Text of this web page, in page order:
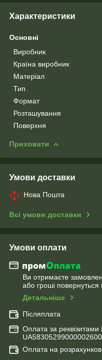
Характеристики
Основні
Виробник
Країна виробник
Матеріал
Тип
Формат
Розташування
Поверхня
Приховати
Умови доставки
Нова Пошта
Всі умови доставки
Умови оплати
Ви отримаєте
або гроші повернуться
Детальніше
Післяплата
Оплата за реквізитами
Оплата на